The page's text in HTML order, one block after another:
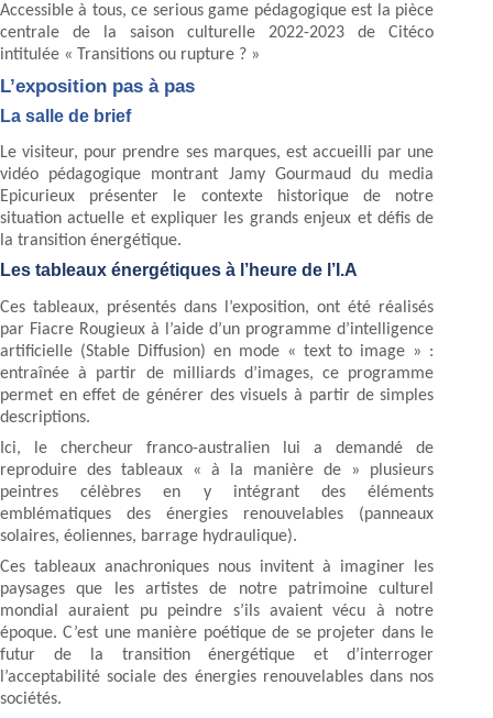
Accessible à tous, ce serious game pédagogique est la pièce
centrale de la saison culturelle 2022-2023 de Citéco
intitulée « Transitions ou rupture ? »
L’exposition pas à pas
La salle de brief
Le visiteur, pour prendre ses marques, est accueilli par une
vidéo pédagogique montrant Jamy Gourmaud du media
Epicurieux présenter le contexte historique de notre
situation actuelle et expliquer les grands enjeux et défis de
la transition énergétique.
Les tableaux énergétiques à l’heure de l’I.A
Ces tableaux, présentés dans l’exposition, ont été réalisés
par Fiacre Rougieux à l’aide d’un programme d’intelligence
artificielle (Stable Diffusion) en mode « text to image » :
entraînée à partir de milliards d’images, ce programme
permet en effet de générer des visuels à partir de simples
descriptions.
Ici, le chercheur franco-australien lui a demandé de
reproduire des tableaux « à la manière de » plusieurs
peintres célèbres en y intégrant des éléments
emblématiques des énergies renouvelables (panneaux
solaires, éoliennes, barrage hydraulique).
Ces tableaux anachroniques nous invitent à imaginer les
paysages que les artistes de notre patrimoine culturel
mondial auraient pu peindre s’ils avaient vécu à notre
époque. C’est une manière poétique de se projeter dans le
futur de la transition énergétique et d’interroger
l’acceptabilité sociale des énergies renouvelables dans nos
sociétés.